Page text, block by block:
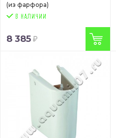
(из фарфора)
8 385